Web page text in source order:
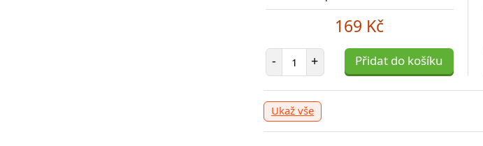
169 Kč
- Počet položek
+ Přidat do košíku
Ukaž vše